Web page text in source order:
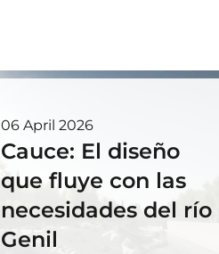
06 April 2026
Cauce: El diseño
que fluye con las
necesidades del río
Genil